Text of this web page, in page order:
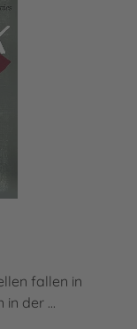
fallen in
der ...